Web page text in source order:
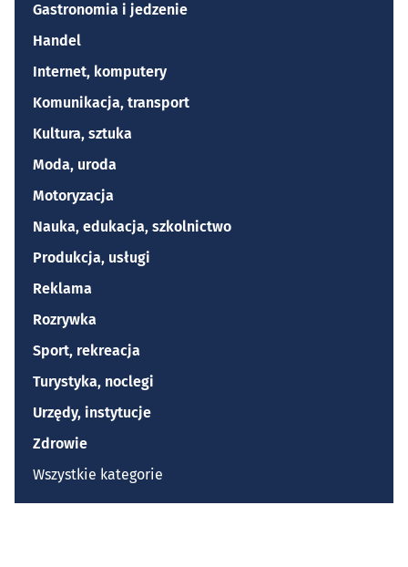
Gastronomia i jedzenie
Handel
Internet, komputery
Komunikacja, transport
Kultura, sztuka
Moda, uroda
Motoryzacja
Nauka, edukacja, szkolnictwo
Produkcja, usługi
Reklama
Rozrywka
Sport, rekreacja
Turystyka, noclegi
Urzędy, instytucje
Zdrowie
Wszystkie kategorie